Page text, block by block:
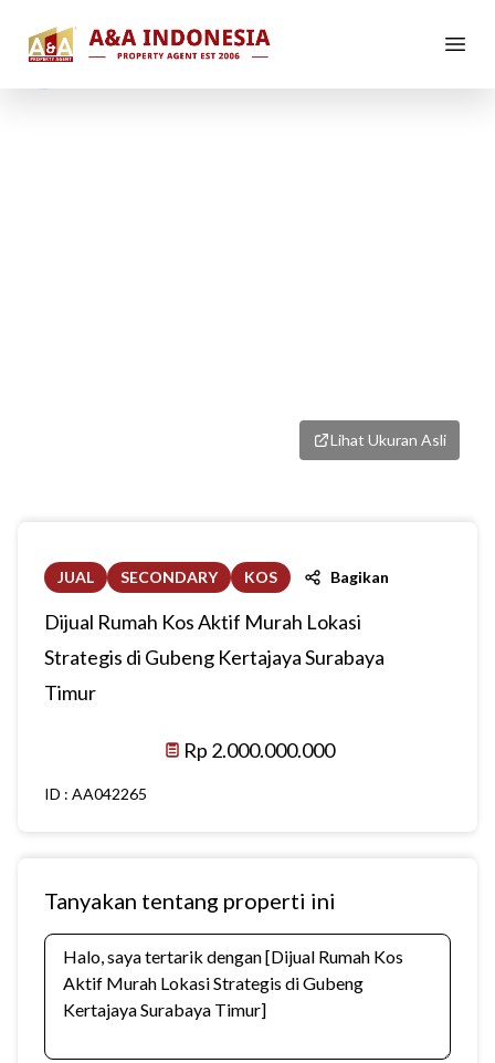
Lihat Ukuran Asli
JUAL SECONDARY KOS Bagikan
Dijual Rumah Kos Aktif Murah Lokasi
Strategis di Gubeng Kertajaya Surabaya
Timur
Rp 2.000.000.000
ID : AA042265
Tanyakan tentang properti ini